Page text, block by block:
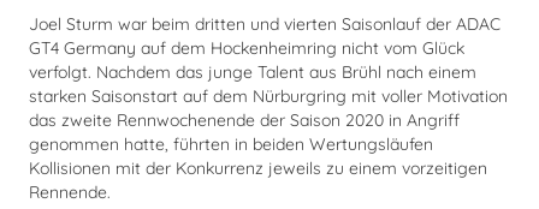
Joel Sturm war beim dritten und vierten Saisonlauf der ADAC
GT4 Germany auf dem Hockenheimring nicht vom Glück
verfolgt. Nachdem das junge Talent aus Brühl nach einem
starken Saisonstart auf dem Nürburgring mit voller Motivation
das zweite Rennwochenende der Saison 2020 in Angriff
genommen hatte, führten in beiden Wertungsläufen
Kollisionen mit der Konkurrenz jeweils zu einem vorzeitigen
Rennende.